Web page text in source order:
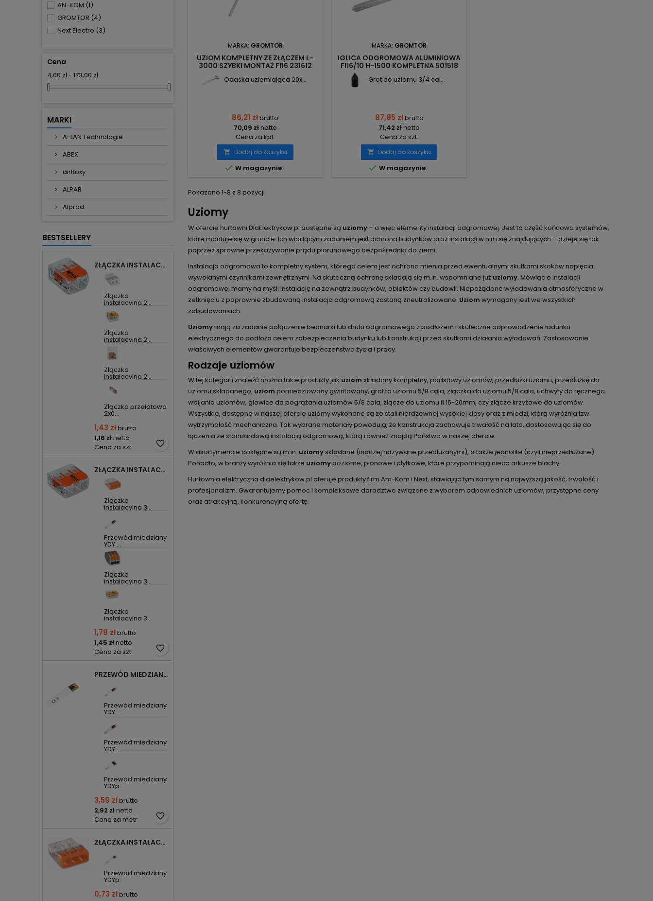
AN-KOM (1)
GROMTOR (4)
Next Electro (3)
Cena
4,00 zł - 173,00 zł
MARKI
A-LAN Technologie
ABEX
airRoxy
ALPAR
Alprod
BESTSELLERY
ZŁĄCZKA INSTALACYJNA 2X UNIWERSALNA COMPACT 221-412 WAGO
Złączka
instalacyjna 2...
Złączka
instalacyjna 2...
Złączka
instalacyjna 2...
Złączka przelotowa
2x0...
1,43 złbrutto
1,16 złnetto
Cena za szt.
favorite_border
ZŁĄCZKA INSTALACYJNA 3X UNIWERSALNA COMPACT 221-413 WAGO
Złączka
instalacyjna 3...
Przewód miedziany
YDY ...
Złączka
instalacyjna 3...
Złączka
instalacyjna 3...
1,78 złbrutto
1,45 złnetto
Cena za szt.
favorite_border
PRZEWÓD MIEDZIANY YDYP DRUT 3X1,5MM2 ŻO 450/750V
Przewód miedziany
YDY ...
Przewód miedziany
YDY ...
Przewód miedziany
YDYp...
3,59 złbrutto
2,92 złnetto
Cena za metr
favorite_border
ZŁĄCZKA INSTALACYJNA 3X COMPACT POMARAŃCZOWA 2273-203 WAGO
Przewód miedziany
YDYp...
0,73 złbrutto
MARKA: GROMTOR
UZIOM KOMPLETNY ZE ZŁĄCZEM L-
3000 SZYBKI MONTAŻ FI16 231612
Opaska uziemiająca 20x...
86,21 złbrutto
70,09 złnetto
Cena za kpl.
 Dodaj do koszyka
 W magazynie
MARKA: GROMTOR
IGLICA ODGROMOWA ALUMINIOWA
FI16/10 H-1500 KOMPLETNA 501518
Grot do uziomu 3/4 cal...
87,85 złbrutto
71,42 złnetto
Cena za szt.
 Dodaj do koszyka
 W magazynie
Pokazano 1-8 z 8 pozycji
Uziomy
W ofercie hurtowni DlaElektrykow.pl dostępne są uziomy – a więc elementy instalacji odgromowej. Jest to część końcowa systemów,
które montuje się w gruncie. Ich wiodącym zadaniem jest ochrona budynków oraz instalacji w nim się znajdujących – dzieje się tak
poprzez sprawne przekazywanie prądu piorunowego bezpośrednio do ziemi.
Instalacja odgromowa to kompletny system, którego celem jest ochrona mienia przed ewentualnymi skutkami skoków napięcia
wywołanymi czynnikami zewnętrznymi. Na skuteczną ochronę składają się m.in. wspomniane już uziomy. Mówiąc o instalacji
odgromowej mamy na myśli instalację na zewnątrz budynków, obiektów czy budowli. Niepożądane wyładowania atmosferyczne w
zetknięciu z poprawnie zbudowaną instalacja odgromową zostaną zneutralizowane. Uziom wymagany jest we wszystkich
zabudowaniach.
Uziomymają za zadanie połączenie bednarki lub drutu odgromowego z podłożem i skuteczne odprowadzenie ładunku
elektrycznego do podłoża celem zabezpieczenia budynku lub konstrukcji przed skutkami działania wyładowań. Zastosowanie
właściwych elementów gwarantuje bezpieczeństwo życia i pracy.
Rodzaje uziomów
W tej kategorii znaleźć można takie produkty jak uziom składany kompletny, podstawy uziomów, przedłużki uziomu, przedłużkę do
uziomu składanego, uziom pomiedziowany gwintowany, grot to uziomu 5/8 cala, złączka do uziomu 5/8 cala, uchwyty do ręcznego
wbijania uziomów, głowice do pogrążania uziomów 5/8 cala, złącze do uziomu fi 16-20mm, czy złącze krzyżowe do uziomów.
Wszystkie, dostępne w naszej ofercie uziomy wykonane są ze stali nierdzewnej wysokiej klasy oraz z miedzi, którą wyróżnia tzw.
wytrzymałość mechaniczna. Tak wybrane materiały powodują, że konstrukcja zachowuje trwałość na lata, dostosowując się do
łączenia ze standardową instalacją odgromową, którą również znajdą Państwo w naszej ofercie.
W asortymencie dostępne są m.in. uziomy składane (inaczej nazywane przedłużanymi), a także jednolite (czyli nieprzedłużane).
Ponadto, w branży wyróżnia się także uziomypoziome, pionowe i płytkowe, które przypominają nieco arkusze blachy.
Hurtownia elektryczna dlaelektrykow.pl oferuje produkty firm Am-Kom i Next, stawiając tym samym na najwyższą jakość, trwałość i
profesjonalizm. Gwarantujemy pomoc i kompleksowe doradztwo związane z wyborem odpowiednich uziomów, przystępne ceny
oraz atrakcyjną, konkurencyjną ofertę.